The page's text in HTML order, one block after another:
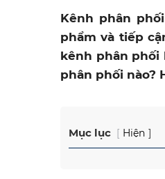
Kênh phân
phẩm và tiếp
kênh phân phối
phân phối nào?
Mục lục Hiện